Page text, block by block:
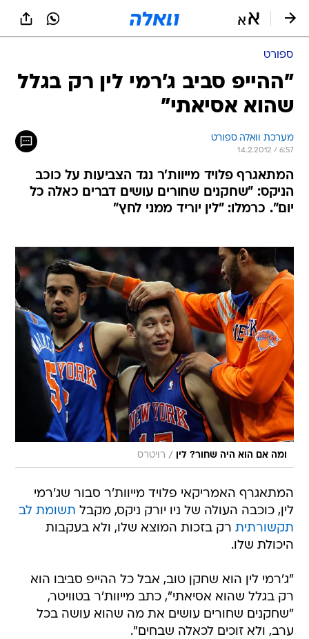
ספורט
"ההייפ סביב ג'רמי לין רק בגלל
שהוא אסיאתי"
מערכת וואלה ספורט
14.2.2012 / 6:57
המתאגרף פלויד מייוות'ר נגד הצביעות על כוכב
הניקס: "שחקנים שחורים עושים דברים כאלה כל
יום". כרמלו: "לין יוריד ממני לחץ"
ומה אם הוא היה שחור? לין / רויטרס
המתאגרף האמריקאי פלויד מייוות'ר סבור שג'רמי
לין, כוכבה העולה של ניו יורק ניקס, מקבל תשומת לב
תקשורתית רק בזכות המוצא שלו, ולא בעקבות
היכולת שלו.
"ג'רמי לין הוא שחקן טוב, אבל כל ההייפ סביבו הוא
רק בגלל שהוא אסיאתי", כתב מייוות'ר בטוויטר,
"שחקנים שחורים עושים את מה שהוא עושה בכל
ערב, ולא זוכים לכאלה שבחים".